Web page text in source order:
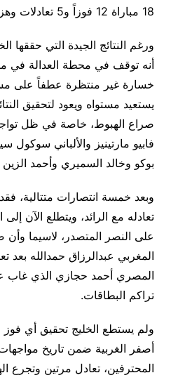
18 مباراة 12 فوزاً و5 تعادلات وهزيمة واحدة.
ورغم النتائج الجيدة التي حققها
أنه توقف في محطة العدالة في
خسارة غير منتظرة عطفاً على
يستعيد مستواه ويعود لتحقيق
صراع الهبوط، خاصة في ظل
فابيو مارتينيز والألباني سوكول
بوكو وخالد السميري وأحمد
وبعد خمسة انتصارات متتالية، فقد
تعادله مع الرائد، ويتطلع الآن
على النصر المتصدر، لاسيما
المغربي عبدالرزاق حمدالله بعد
المصري أحمد حجازي الذي غاب
تراكم البطاقات.
أصفر الغربية ضمن تاريخ
المحترفين، تعادل مرتين وتجرع الهزيمة